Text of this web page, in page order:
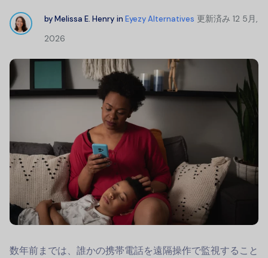
byMelissa E. Henry in Eyezy Alternatives 更新済み 12 5月,
2026
数年前までは、誰かの携帯電話を遠隔操作で監視すること